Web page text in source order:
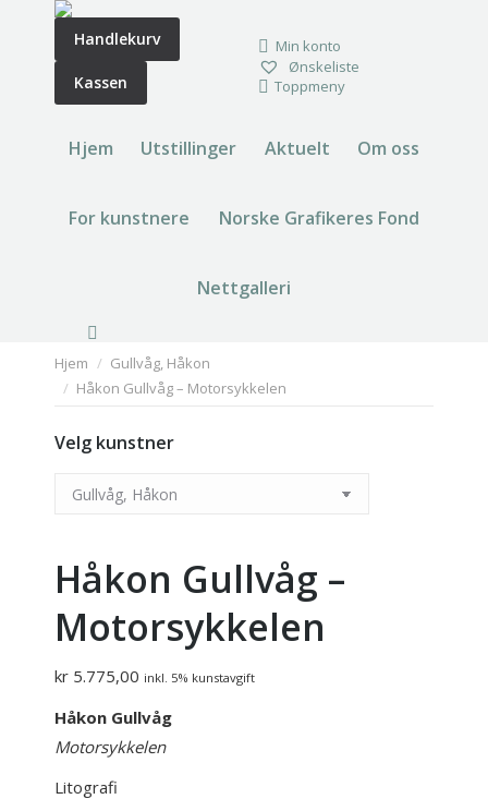
Handlekurv
Kassen
Min konto
Ønskeliste
Toppmeny
Hjem Utstillinger Aktuelt Om oss
For kunstnere Norske Grafikeres Fond
Nettgalleri
Search:
You are here:
Hjem
Gullvåg, Håkon
Håkon Gullvåg – Motorsykkelen
Velg kunstner
Håkon Gullvåg –
Motorsykkelen
kr 5.775,00 inkl. 5% kunstavgift
Håkon Gullvåg
Motorsykkelen
Litografi